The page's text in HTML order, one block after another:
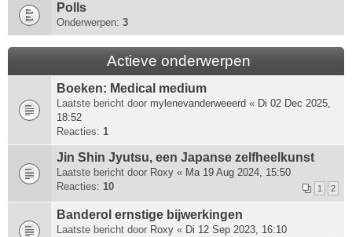
Polls
Onderwerpen: 3
Actieve onderwerpen
Boeken: Medical medium
Laatste bericht door mylenevanderweeerd « Di 02 Dec 2025,
18:52
Reacties: 1
Jin Shin Jyutsu, een Japanse zelfheelkunst
Laatste bericht door Roxy « Ma 19 Aug 2024, 15:50
Reacties: 10 1 2
Banderol ernstige bijwerkingen
Laatste bericht door Roxy « Di 12 Sep 2023, 16:10